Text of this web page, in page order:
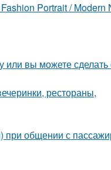
Portrait / Modern
или вы можете сделать
рестораны,
при общении с